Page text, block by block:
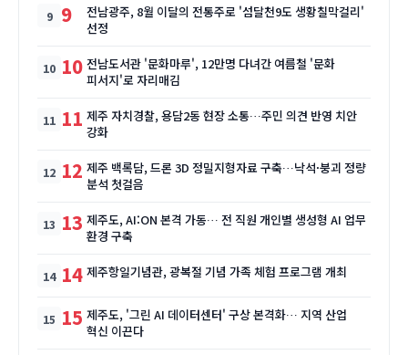
9
전남광주, 8월 이달의 전통주로 '섬달천9도 생황칠막걸리'
선정
10 전남도서관 '문화마루', 12만명 다녀간 여름철 '문화
피서지'로 자리매김
11 제주 자치경찰, 용담2동 현장 소통…주민 의견 반영 치안
강화
12 제주 백록담, 드론 3D 정밀지형자료 구축…낙석·붕괴 정량
분석 첫걸음
13 제주도, AI:ON 본격 가동… 전 직원 개인별 생성형 AI 업무
환경 구축
14 제주항일기념관, 광복절 기념 가족 체험 프로그램 개최
15 제주도, '그린 AI 데이터센터' 구상 본격화… 지역 산업
혁신 이끈다